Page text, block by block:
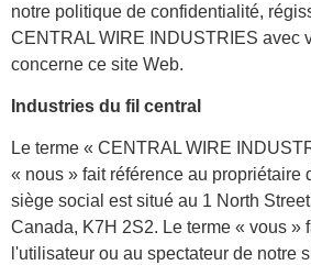
notre politique de confidentialité,
CENTRAL WIRE INDUSTRIES avec
concerne ce site Web.
Industries du fil central
Le terme « CENTRAL WIRE
« nous » fait référence au propriétaire
siège social est situé au 1 North
Canada, K7H 2S2. Le terme « vous »
l'utilisateur ou au spectateur de notre